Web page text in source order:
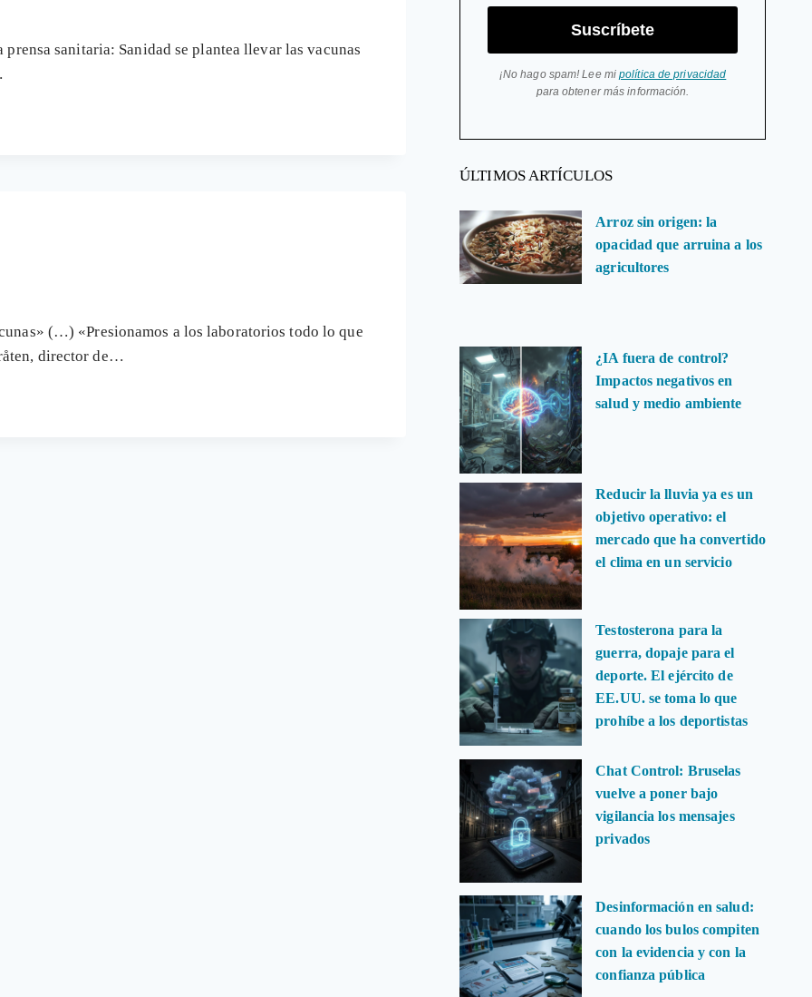
sanitaria: Sanidad se plantea llevar las vacunas
(…) «Presionamos a los laboratorios todo lo que
director de…
Suscríbete
¡No hago spam! Lee mipolítica de privacidad
para obtener más información.
ÚLTIMOS ARTÍCULOS
Arroz sin origen: la
opacidad que arruina a los
agricultores
¿IA fuera de control?
Impactos negativos en
salud y medio ambiente
Reducir la lluvia ya es un
objetivo operativo: el
mercado que ha convertido
el clima en un servicio
Testosterona para la
guerra, dopaje para el
deporte. El ejército de
EE.UU. se toma lo que
prohíbe a los deportistas
Chat Control: Bruselas
vuelve a poner bajo
vigilancia los mensajes
privados
Desinformación en salud:
cuando los bulos compiten
con la evidencia y con la
confianza pública